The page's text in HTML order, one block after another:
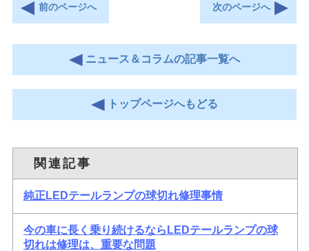
前のページへ 次のページへ
ニュース＆コラムの記事一覧へ
トップページへもどる
関連記事
純正LEDテールランプの球切れ修理事情
今の車に長く乗り続けるならLEDテールランプの球
切れは修理は、重要な問題